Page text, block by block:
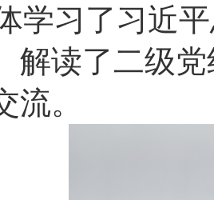
学习了习近
解读了二级
流。